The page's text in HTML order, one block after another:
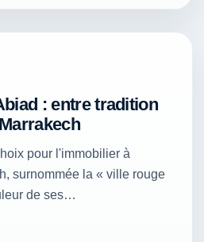
: entre tradition
pour l'immobilier à
surnommée la « ville rouge
de ses…